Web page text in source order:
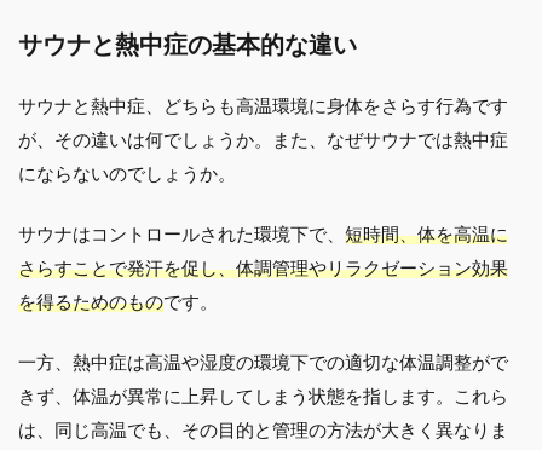
サウナと熱中症の基本的な違い
サウナと熱中症、どちらも高温環境に身体をさらす行為です
が、その違いは何でしょうか。また、なぜサウナでは熱中症
にならないのでしょうか。
サウナはコントロールされた環境下で、 短時間、体を高温に
さらすことで発汗を促し、体調管理やリラクゼーション効果
を得るためのものです。
一方、熱中症は高温や湿度の環境下での適切な体温調整がで
きず、体温が異常に上昇してしまう状態を指します。これら
は、同じ高温でも、その目的と管理の方法が大きく異なりま